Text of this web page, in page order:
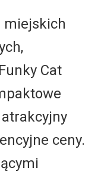
miejskich
Cat
ceny.